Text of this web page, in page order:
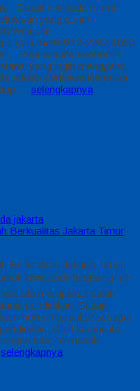
Busana wisuda murah
yang penuh
Wibesite
wa.me/62812-2282-1060
Toga wisuda ekonomis
yang ingin menggelar
adalah peristiwa istimewa
selengkapnya
jakarta
Berkualitas Jakarta Timur
Berkualitas Jakarta Timur
konsultasi langsung: 👉
merupakan salah
pendidikan. Setiap
momen tersebut sebagai
Oleh karena itu,
baik, termasuk
selengkapnya